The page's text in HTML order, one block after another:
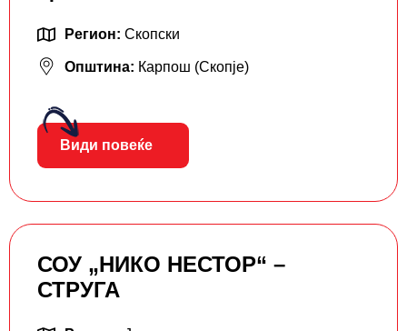
Регион: Скопски
Општина: Карпош (Скопје)
Види повеќе
СОУ „НИКО НЕСТОР“ –
СТРУГА